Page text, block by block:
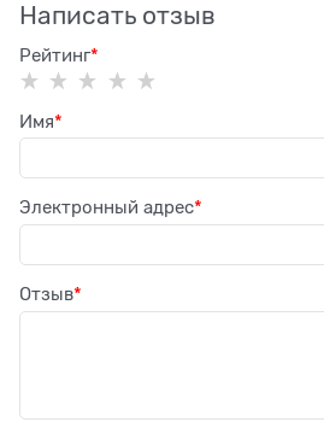
Написать отзыв
Рейтинг
Имя
Электронный адрес
Отзыв